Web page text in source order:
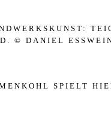
© DA­NI­EL
SPIELT